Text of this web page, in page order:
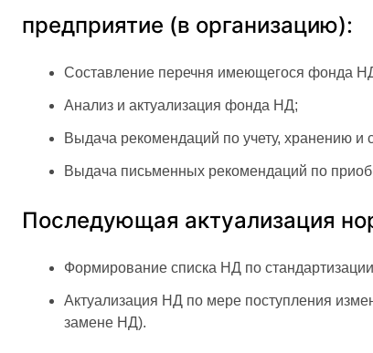
предприятие (в организацию):
Составление перечня имеющегося фонда
Анализ и актуализация фонда НД;
Выдача рекомендаций по учету, хранению
Выдача письменных рекомендаций по
Последующая актуализация
Формирование списка НД по
Актуализация НД по мере поступления
замене НД).